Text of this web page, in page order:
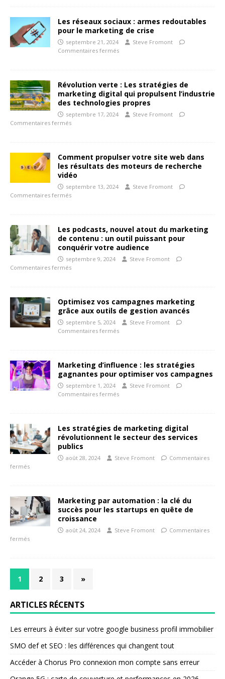
Les réseaux sociaux : armes redoutables
pour le marketing de crise
septembre 21, 2024
Steve Fromont
Commentaires fermés
Révolution verte : Les stratégies de
marketing digital qui propulsent l’industrie
des technologies propres
septembre 17, 2024
Steve Fromont
Commentaires fermés
Comment propulser votre site web dans
les résultats des moteurs de recherche
vidéo
septembre 13, 2024
Steve Fromont
Commentaires fermés
Les podcasts, nouvel atout du marketing
de contenu : un outil puissant pour
conquérir votre audience
septembre 9, 2024
Steve Fromont
Commentaires fermés
Optimisez vos campagnes marketing
grâce aux outils de gestion avancés
septembre 5, 2024
Steve Fromont
Commentaires fermés
Marketing d’influence : les stratégies
gagnantes pour optimiser vos campagnes
septembre 1, 2024
Steve Fromont
Commentaires fermés
Les stratégies de marketing digital
révolutionnent le secteur des services
publics
août 28, 2024 Steve Fromont
Commentaires
fermés
Marketing par automation : la clé du
succès pour les startups en quête de
croissance
août 24, 2024 Steve Fromont
Commentaires
fermés
1 2 3 »
ARTICLES RÉCENTS
Les erreurs à éviter sur votre google business profil immobilier
SMO def et SEO : les différences qui changent tout
Accéder à Chorus Pro connexion mon compte sans erreur